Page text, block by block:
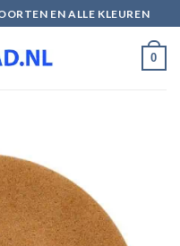
EN ALLE KLEUREN
0